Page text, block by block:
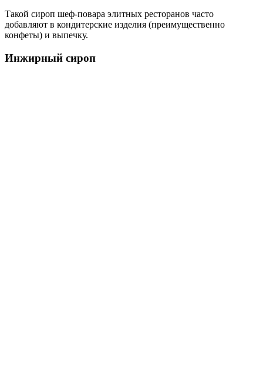
Такой сироп шеф-повара элитных ресторанов часто
добавляют в кондитерские изделия (преимущественно
конфеты) и выпечку.
Инжирный сироп